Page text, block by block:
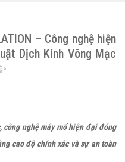
– Công nghệ hiện
Dịch Kính Võng Mạc
nghệ máy mổ hiện đại đóng
cao độ chính xác và sự an toàn